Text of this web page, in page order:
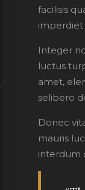
facilisis
imperdiet
Integer
luctus
amet,
selibero
Donec
mauris
interdum